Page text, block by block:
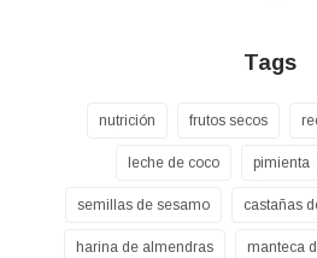
Tags
nutrición frutos secos
leche de coco pimienta
semillas de sesamo castañas
harina de almendras manteca